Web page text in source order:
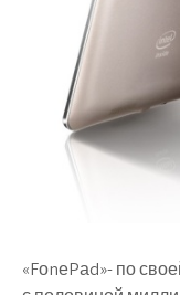
«FоnеPаd»- по